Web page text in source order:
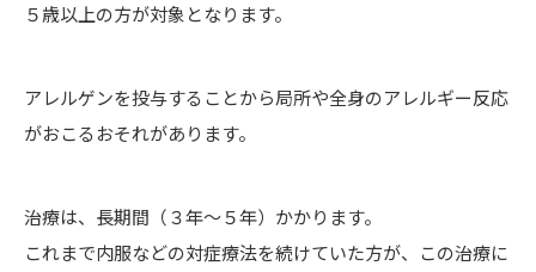
５歳以上の方が対象となります。
アレルゲンを投与することから局所や全身のアレルギー反応
がおこるおそれがあります。
治療は、長期間（３年～５年）かかります。
これまで内服などの対症療法を続けていた方が、この治療に